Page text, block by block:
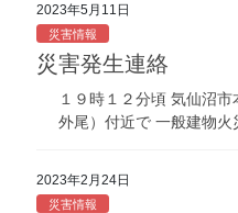
2023年5月11日
災害情報
災害発生連絡
１９時１２分頃 気仙
外尾）付近で 一般建物火
2023年2月24日
災害情報